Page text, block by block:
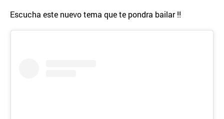
Escucha este nuevo tema que te pondra bailar !!